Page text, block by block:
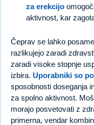
za erekcijo
aktivnost, kar
Čeprav se lahko
razlikujejo zaradi
zaradi visoke stopnje
izbira. Uporabniki so
sposobnosti doseganja
za spolno aktivnost.
morajo posvetovati z
primerna, vendar